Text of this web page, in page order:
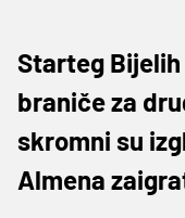
Starteg
braniče za
skromni su
Almena